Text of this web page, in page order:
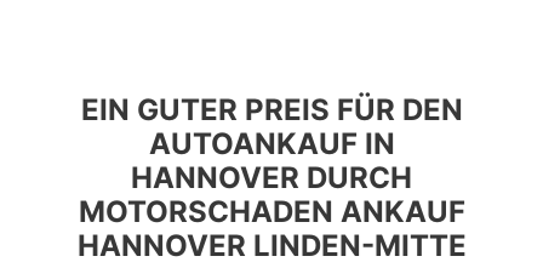
EIN GUTER PREIS FÜR DEN
AUTOANKAUF IN
HANNOVER DURCH
MOTORSCHADEN ANKAUF
HANNOVER LINDEN-MITTE